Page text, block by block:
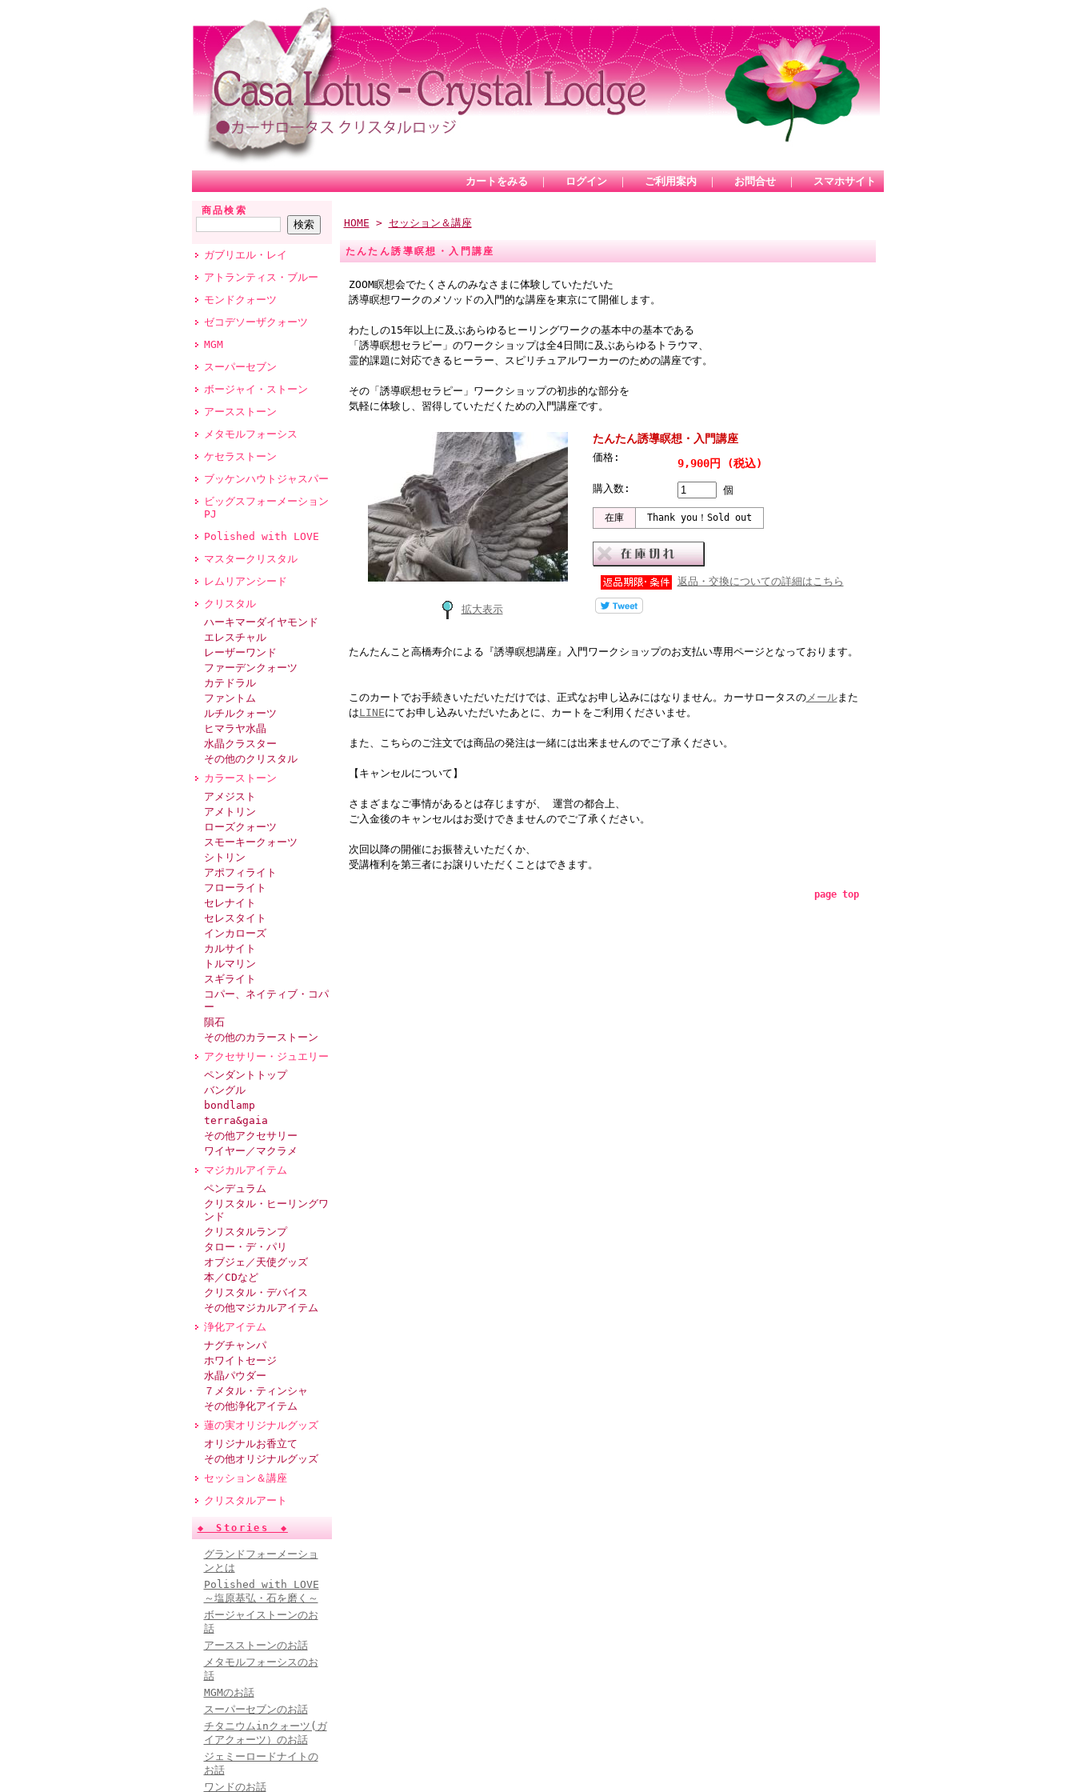
カートをみる ｜ ログイン ｜ ご利用案内 ｜ お問合せ ｜ スマホサイト
商品検索
ガブリエル・レイ
アトランティス・ブルー
モンドクォーツ
ゼコデソーザクォーツ
MGM
スーパーセブン
ボージャイ・ストーン
アースストーン
メタモルフォーシス
ケセラストーン
ブッケンハウトジャスパー
ビッグスフォーメーション
PJ
Polished with LOVE
マスタークリスタル
レムリアンシード
クリスタル
ハーキマーダイヤモンド
エレスチャル
レーザーワンド
ファーデンクォーツ
カテドラル
ファントム
ルチルクォーツ
ヒマラヤ水晶
水晶クラスター
その他のクリスタル
カラーストーン
アメジスト
アメトリン
ローズクォーツ
スモーキークォーツ
シトリン
アポフィライト
フローライト
セレナイト
セレスタイト
インカローズ
カルサイト
トルマリン
スギライト
コパー、ネイティブ・コパ
ー
隕石
その他のカラーストーン
アクセサリー・ジュエリー
ペンダントトップ
バングル
bondlamp
terra&gaia
その他アクセサリー
ワイヤー／マクラメ
マジカルアイテム
ペンデュラム
クリスタル・ヒーリングワ
ンド
クリスタルランプ
タロー・デ・パリ
オブジェ／天使グッズ
本／CDなど
クリスタル・デバイス
その他マジカルアイテム
浄化アイテム
ナグチャンパ
ホワイトセージ
水晶パウダー
７メタル・ティンシャ
その他浄化アイテム
蓮の実オリジナルグッズ
オリジナルお香立て
その他オリジナルグッズ
セッション＆講座
クリスタルアート
◆ Stories ◆
グランドフォーメーショ
ンとは
Polished with LOVE
～塩原基弘・石を磨く～
ボージャイストーンのお
話
アースストーンのお話
メタモルフォーシスのお
話
MGMのお話
スーパーセブンのお話
チタニウムinクォーツ(ガ
イアクォーツ）のお話
ジェミーロードナイトの
お話
ワンドのお話
HOME > セッション＆講座
たんたん誘導瞑想・入門講座
ZOOM瞑想会でたくさんのみなさまに体験していただいた
誘導瞑想ワークのメソッドの入門的な講座を東京にて開催します。
わたしの15年以上に及ぶあらゆるヒーリングワークの基本中の基本である
「誘導瞑想セラピー」のワークショップは全4日間に及ぶあらゆるトラウマ、
霊的課題に対応できるヒーラー、スピリチュアルワーカーのための講座です。
その「誘導瞑想セラピー」ワークショップの初歩的な部分を
気軽に体験し、習得していただくための入門講座です。
拡大表示
たんたん誘導瞑想・入門講座
価格: 9,900円 (税込)
購入数: 個
在庫 Thank you！Sold out
返品・交換についての詳細はこちら
たんたんこと高橋寿介による『誘導瞑想講座』入門ワークショップのお支払い専用ページとなっております。
このカートでお手続きいただいただけでは、正式なお申し込みにはなりません。カーサロータスのメールまた
はLINEにてお申し込みいただいたあとに、カートをご利用くださいませ。
また、こちらのご注文では商品の発注は一緒には出来ませんのでご了承ください。
【キャンセルについて】
さまざまなご事情があるとは存じますが、 運営の都合上、
ご入金後のキャンセルはお受けできませんのでご了承ください。
次回以降の開催にお振替えいただくか、
受講権利を第三者にお譲りいただくことはできます。
page top